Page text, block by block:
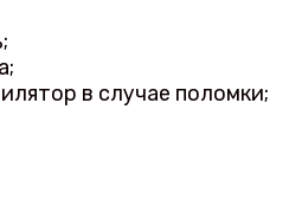
в случае поломки;